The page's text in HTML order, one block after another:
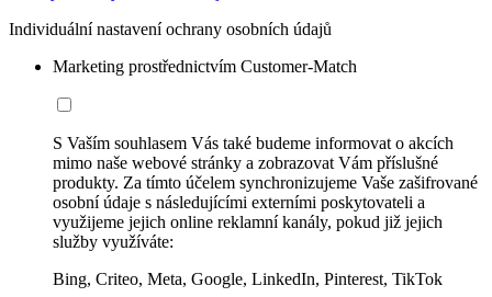
Individuální nastavení ochrany osobních údajů
Marketing prostřednictvím Customer-Match
S Vaším souhlasem Vás také budeme informovat o akcích
mimo naše webové stránky a zobrazovat Vám příslušné
produkty. Za tímto účelem synchronizujeme Vaše zašifrované
osobní údaje s následujícími externími poskytovateli a
využijeme jejich online reklamní kanály, pokud již jejich
služby využíváte:
Bing, Criteo, Meta, Google, LinkedIn, Pinterest, TikTok